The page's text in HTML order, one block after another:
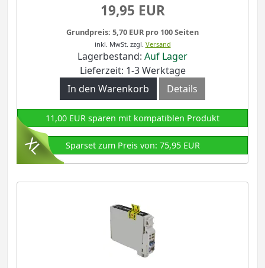
19,95 EUR
Grundpreis: 5,70 EUR pro 100 Seiten
inkl. MwSt. zzgl. Versand
Lagerbestand: Auf Lager
Lieferzeit: 1-3 Werktage
In den Warenkorb
Details
11,00 EUR sparen mit kompatiblen Produkt
Sparset zum Preis von: 75,95 EUR